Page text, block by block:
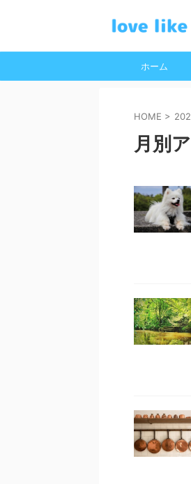
ホーム
HOME >
月別